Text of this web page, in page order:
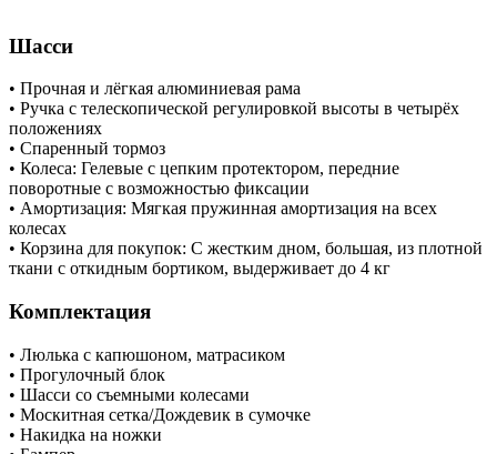
Шасси
• Прочная и лёгкая алюминиевая рама
• Ручка с телескопической регулировкой высоты в четырёх
положениях
• Спаренный тормоз
• Колеса: Гелевые с цепким протектором, передние
поворотные с возможностью фиксации
• Амортизация: Мягкая пружинная амортизация на всех
колесах
• Корзина для покупок: С жестким дном, большая, из плотной
ткани с откидным бортиком, выдерживает до 4 кг
Комплектация
• Люлька с капюшоном, матрасиком
• Прогулочный блок
• Шасси со съемными колесами
• Москитная сетка/Дождевик в сумочке
• Накидка на ножки